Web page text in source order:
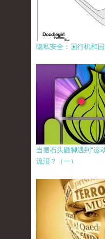
隐私安全：国行机和
当搬石头砸脚遇到“
流泪？（一）